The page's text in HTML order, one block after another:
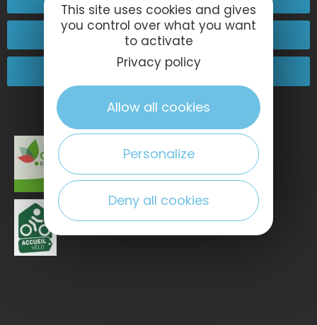
Kontakt
Kommen Sie zu uns!
This site uses cookies and gives
you control over what you want
to activate
Privacy policy
Allow all cookies
Personalize
Deny all cookies